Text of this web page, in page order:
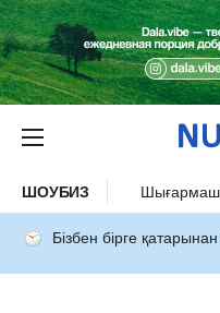
ШОУБИЗ
Бізбен бірге